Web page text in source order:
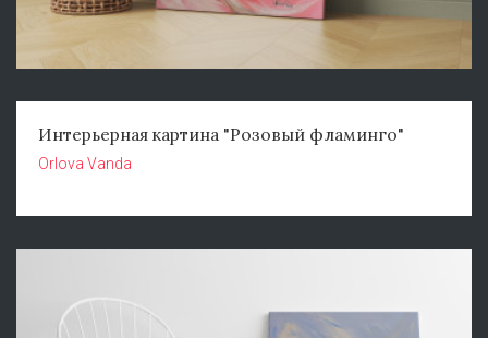
Интерьерная картина "Розовый фламинго"
Orlova Vanda